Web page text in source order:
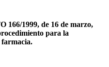
166/1999, de 16 de marzo,
para la
farmacia.